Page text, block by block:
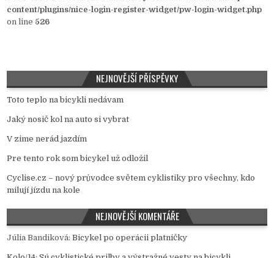
content/plugins/nice-login-register-widget/pw-login-widget.php
on line 526
NEJNOVĚJŠÍ PŘÍSPĚVKY
Toto teplo na bicykli nedávam
Jaký nosič kol na auto si vybrat
V zime nerád jazdím
Pre tento rok som bicykel už odložil
Cyclise.cz – nový průvodce světem cyklistiky pro všechny, kdo
milují jízdu na kole
NEJNOVĚJŠÍ KOMENTÁŘE
Júlia Bandiková:Bicykel po operácii platničky